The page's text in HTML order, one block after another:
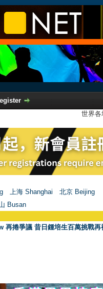
世界
上海 Shanghai 北京 Beijing
Busan
再捲爭議 昔日鍾培生百萬挑戰